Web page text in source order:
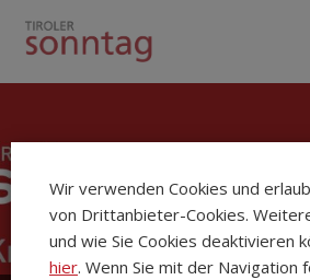
Wir verwenden Cookies und
von Drittanbieter-Cookies.
und wie Sie Cookies deaktivieren
hier. Wenn Sie mit der Navigation